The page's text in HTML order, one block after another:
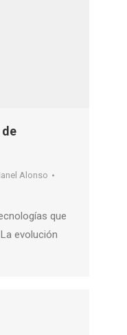
Alonso
que
evolución